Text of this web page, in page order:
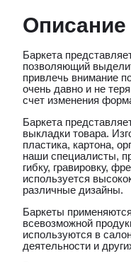
Описание
Баркета
позволяющий
привлечь внимание
очень давно и не
счет изменения
Баркета
выкладки товара.
пластика, картона,
наши специалисты,
гибку, гравировку,
используется
различные дизайны.
Баркеты
всевозможной
используются в
деятельности и